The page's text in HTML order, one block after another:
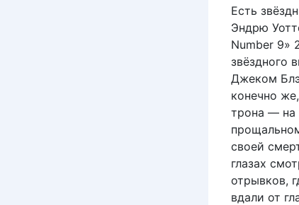
Есть
Эндрю
Number 9»
звёздного
Джеком
конечно
трона — на
своей
глазах
отрывков,
вдали от